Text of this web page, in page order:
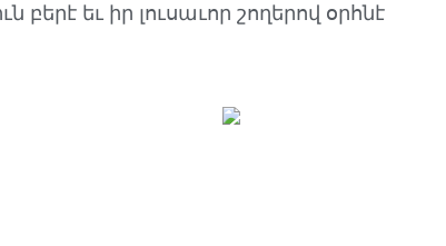
եւ իր լուսաւոր շողերով օրհնէ